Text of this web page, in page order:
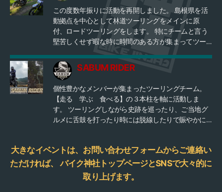
この度数年振りに活動を再開しました。 島根県を活
動拠点を中心として林道ツーリングをメインに原
付、ロードツーリングをします。 特にチームと言う
堅苦しくせず暇な時に時間のある方が集まってツー
いと思ってます。 興味のある方は1度お問い合わせく
ださい。SABUM RIDER
個性豊かなメンバーが集まったツーリングチーム。
【走る 学ぶ 食べる】の３本柱を軸に活動しま
す。 ツーリングしながら史跡を巡ったり、ご当地グ
ルメに舌鼓を打ったり時には脱線したりで賑やかに
大きなイベントは、お問い合わせフォームからご連絡い
ただければ、
バイク神社トップページとSNSで大々的に
取り上げます。